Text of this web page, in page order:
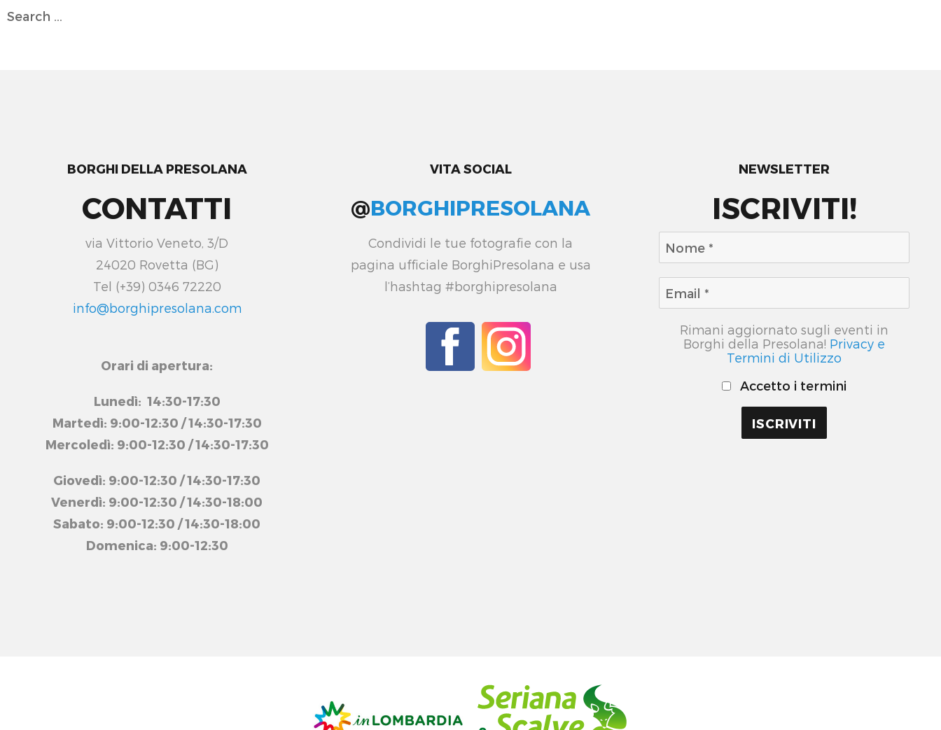
Search
BORGHI DELLA PRESOLANA
CONTATTI
via Vittorio Veneto, 3/D
24020 Rovetta (BG)
Tel (+39) 0346 72220
info@borghipresolana.com
Orari di apertura:
Lunedì: 14:30-17:30
Martedì: 9:00-12:30 / 14:30-17:30
Mercoledì: 9:00-12:30 / 14:30-17:30
Giovedì: 9:00-12:30 / 14:30-17:30
Venerdì: 9:00-12:30 / 14:30-18:00
Sabato: 9:00-12:30 / 14:30-18:00
Domenica: 9:00-12:30
VITA SOCIAL
@BORGHIPRESOLANA
Condividi le tue fotografie con la
pagina ufficiale BorghiPresolana e usa
l’hashtag #borghipresolana
NEWSLETTER
ISCRIVITI!
Rimani aggiornato sugli eventi in
Borghi della Presolana! Privacy e
Termini di Utilizzo
Accetto i termini